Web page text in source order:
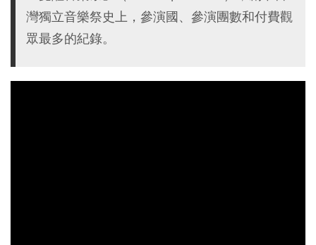
灣獨立音樂祭史上，參演國、參演團數和付費觀
眾最多的紀錄。